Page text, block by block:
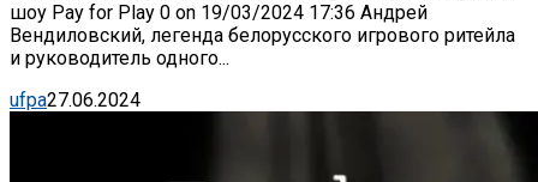
шоу Pay for Play 0 on 19/03/2024 17:36 Андрей
Вендиловский, легенда белорусского игрового ритейла
и руководитель одного...
ufpa27.06.2024